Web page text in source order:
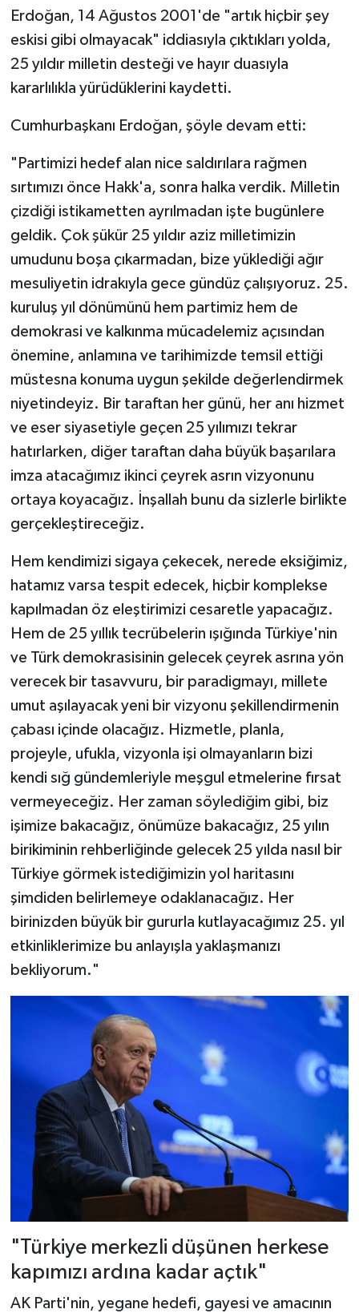
Erdoğan, 14 Ağustos 2001'de "artık hiçbir şey
eskisi gibi olmayacak" iddiasıyla çıktıkları yolda,
25 yıldır milletin desteği ve hayır duasıyla
kararlılıkla yürüdüklerini kaydetti.
Cumhurbaşkanı Erdoğan, şöyle devam etti:
"Partimizi hedef alan nice saldırılara rağmen
sırtımızı önce Hakk'a, sonra halka verdik. Milletin
çizdiği istikametten ayrılmadan işte bugünlere
geldik. Çok şükür 25 yıldır aziz milletimizin
umudunu boşa çıkarmadan, bize yüklediği ağır
mesuliyetin idrakıyla gece gündüz çalışıyoruz. 25.
kuruluş yıl dönümünü hem partimiz hem de
demokrasi ve kalkınma mücadelemiz açısından
önemine, anlamına ve tarihimizde temsil ettiği
müstesna konuma uygun şekilde değerlendirmek
niyetindeyiz. Bir taraftan her günü, her anı hizmet
ve eser siyasetiyle geçen 25 yılımızı tekrar
hatırlarken, diğer taraftan daha büyük başarılara
imza atacağımız ikinci çeyrek asrın vizyonunu
ortaya koyacağız. İnşallah bunu da sizlerle birlikte
gerçekleştireceğiz.
Hem kendimizi sigaya çekecek, nerede eksiğimiz,
hatamız varsa tespit edecek, hiçbir komplekse
kapılmadan öz eleştirimizi cesaretle yapacağız.
Hem de 25 yıllık tecrübelerin ışığında Türkiye'nin
ve Türk demokrasisinin gelecek çeyrek asrına yön
verecek bir tasavvuru, bir paradigmayı, millete
umut aşılayacak yeni bir vizyonu şekillendirmenin
çabası içinde olacağız. Hizmetle, planla,
projeyle, ufukla, vizyonla işi olmayanların bizi
kendi sığ gündemleriyle meşgul etmelerine fırsat
vermeyeceğiz. Her zaman söylediğim gibi, biz
işimize bakacağız, önümüze bakacağız, 25 yılın
birikiminin rehberliğinde gelecek 25 yılda nasıl bir
Türkiye görmek istediğimizin yol haritasını
şimdiden belirlemeye odaklanacağız. Her
birinizden büyük bir gururla kutlayacağımız 25. yıl
etkinliklerimize bu anlayışla yaklaşmanızı
bekliyorum."
"Türkiye merkezli düşünen herkese
kapımızı ardına kadar açtık"
AK Parti'nin, yegane hedefi, gayesi ve amacının